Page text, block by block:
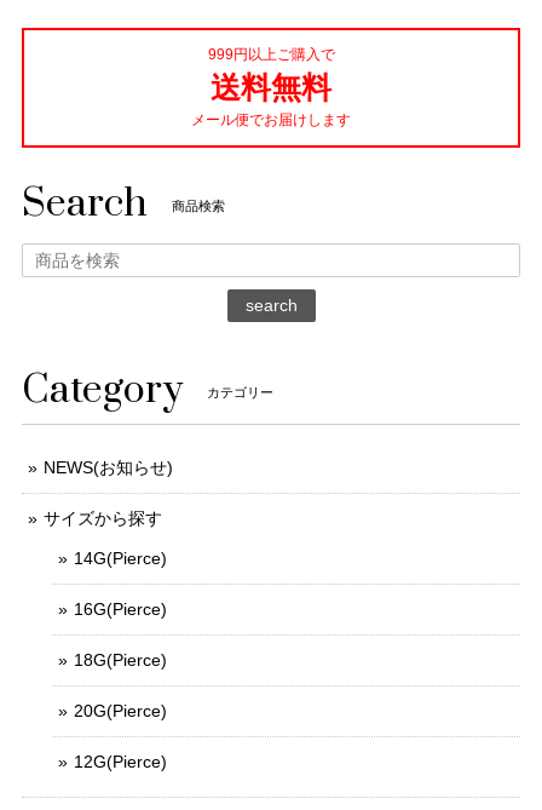
999円以上ご購入で
送料無料
メール便でお届けします
Search 商品検索
search
Category カテゴリー
NEWS(お知らせ)
サイズから探す
14G(Pierce)
16G(Pierce)
18G(Pierce)
20G(Pierce)
12G(Pierce)